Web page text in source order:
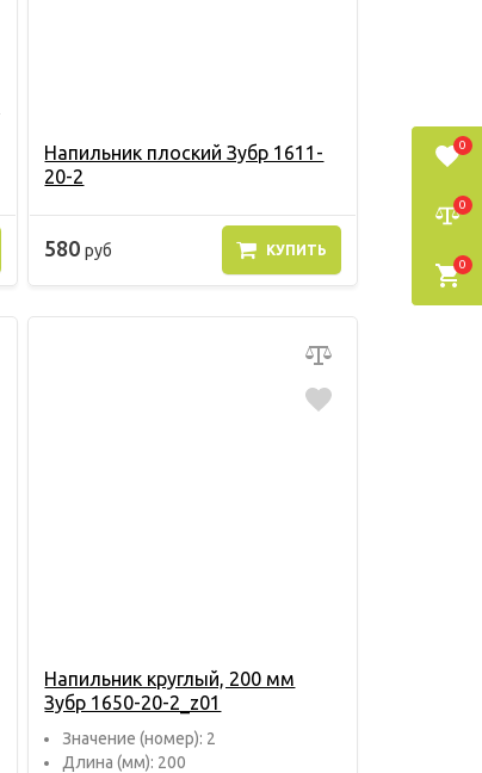
Напильник плоский Зубр 1611-
20-2
580руб КУПИТЬ
Напильник круглый, 200 мм
Зубр 1650-20-2_z01
Значение (номер): 2
Длина (мм): 200
0
0
0